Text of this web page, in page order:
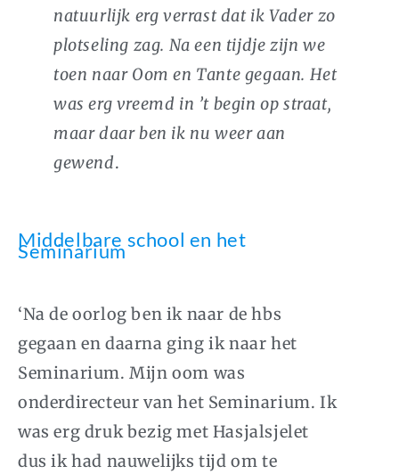
natuurlijk erg verrast dat ik Vader zo
plotseling zag. Na een tijdje zijn we
toen naar Oom en Tante gegaan. Het
was erg vreemd in ’t begin op straat,
maar daar ben ik nu weer aan
gewend.
Middelbare school en het
Seminarium
‘Na de oorlog ben ik naar de hbs
gegaan en daarna ging ik naar het
Seminarium. Mijn oom was
onderdirecteur van het Seminarium. Ik
was erg druk bezig met Hasjalsjelet
dus ik had nauwelijks tijd om te